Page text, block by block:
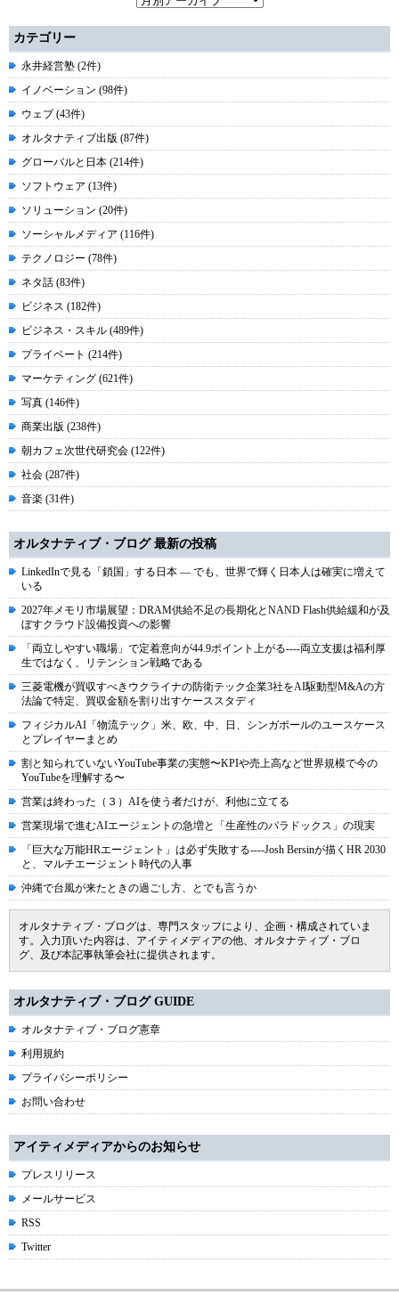
カテゴリー
永井経営塾 (2件)
イノベーション (98件)
ウェブ (43件)
オルタナティブ出版 (87件)
グローバルと日本 (214件)
ソフトウェア (13件)
ソリューション (20件)
ソーシャルメディア (116件)
テクノロジー (78件)
ネタ話 (83件)
ビジネス (182件)
ビジネス・スキル (489件)
プライベート (214件)
マーケティング (621件)
写真 (146件)
商業出版 (238件)
朝カフェ次世代研究会 (122件)
社会 (287件)
音楽 (31件)
オルタナティブ・ブログ 最新の投稿
LinkedInで見る「鎖国」する日本 ― でも、世界で輝く日本人は確実に増えて
いる
2027年メモリ市場展望：DRAM供給不足の長期化とNAND Flash供給緩和が及
ぼすクラウド設備投資への影響
「両立しやすい職場」で定着意向が44.9ポイント上がる----両立支援は福利厚
生ではなく、リテンション戦略である
三菱電機が買収すべきウクライナの防衛テック企業3社をAI駆動型M&Aの方
法論で特定、買収金額を割り出すケーススタディ
フィジカルAI「物流テック」米、欧、中、日、シンガポールのユースケース
とプレイヤーまとめ
割と知られていないYouTube事業の実態〜KPIや売上高など世界規模で今の
YouTubeを理解する〜
営業は終わった（３）AIを使う者だけが、利他に立てる
営業現場で進むAIエージェントの急増と「生産性のパラドックス」の現実
「巨大な万能HRエージェント」は必ず失敗する----Josh Bersinが描くHR 2030
と、マルチエージェント時代の人事
沖縄で台風が来たときの過ごし方、とでも言うか
オルタナティブ・ブログは、専門スタッフにより、企画・構成されていま
す。入力頂いた内容は、アイティメディアの他、オルタナティブ・ブロ
グ、及び本記事執筆会社に提供されます。
オルタナティブ・ブログ GUIDE
オルタナティブ・ブログ憲章
利用規約
プライバシーポリシー
お問い合わせ
アイティメディアからのお知らせ
プレスリリース
メールサービス
RSS
Twitter